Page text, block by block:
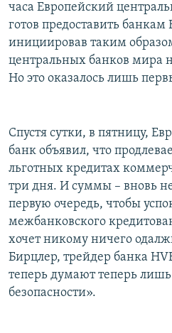
часа Европейский
готов предоставить
инициировав таким
центральных банков мира
Но это оказалось лишь
Спустя сутки, в пятницу,
банк объявил, что
льготных кредитах
три дня. И суммы – вновь
первую очередь, чтобы
межбанковского
хочет никому ничего
Бирцлер, трейдер банка
теперь думают теперь лишь
безопасности».